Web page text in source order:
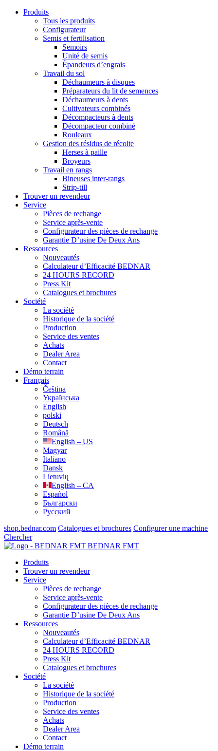
Produits
Tous les produits
Configurateur
Semis et fertilisation
Semoirs
Unité de semis
Épandeurs d’engrais
Travail du sol
Déchaumeurs à disques
Préparateurs du lit de semences
Déchaumeurs à dents
Cultivateurs combinés
Décompacteurs à dents
Décompacteur combiné
Rouleaux
Gestion des résidus de récolte
Herses à paille
Broyeurs
Travail en rangs
Bineuses inter-rangs
Strip-till
Trouver un revendeur
Service
Pièces de rechange
Service après-vente
Configurateur des pièces de rechange
Garantie D’usine De Deux Ans
Ressources
Nouveautés
Calculateur d’Efficacité BEDNAR
24 HOURS RECORD
Press Kit
Catalogues et brochures
Société
La société
Historique de la société
Production
Service des ventes
Achats
Dealer Area
Contact
Démo terrain
Français
Čeština
Українська
English
polski
Deutsch
Română
English – US
Magyar
Italiano
Dansk
Lietuvių
English – CA
Español
Български
Русский
shop.bednar.com Catalogues et brochures Configurer une machine
Chercher
BEDNAR FMT
Produits
Trouver un revendeur
Service
Pièces de rechange
Service après-vente
Configurateur des pièces de rechange
Garantie D’usine De Deux Ans
Ressources
Nouveautés
Calculateur d’Efficacité BEDNAR
24 HOURS RECORD
Press Kit
Catalogues et brochures
Société
La société
Historique de la société
Production
Service des ventes
Achats
Dealer Area
Contact
Démo terrain